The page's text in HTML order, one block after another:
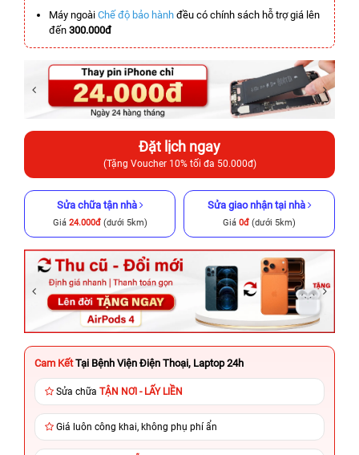
Máy ngoài Chế độ bảo hành đều có chính sách hỗ trợ giá lên
đến 300.000đ
Đặt lịch ngay
(Tặng Voucher 10% tối đa 50.000đ)
Sửa chữa tận nhà
Giá 24.000đ(dưới 5km)
Sửa giao nhận tại nhà
Giá 0đ (dưới 5km)
Cam Kết Tại Bệnh Viện Điện Thoại, Laptop 24h
Sửa chữa TẬN NƠI - LẤY LIỀN
Giá luôn công khai, không phụ phí ẩn